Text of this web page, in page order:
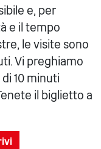
e, per
e il tempo
le visite sono
Vi preghiamo
10 minuti
il biglietto a